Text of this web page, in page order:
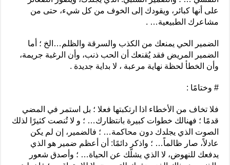
على أنها كبائر، ويقودك إلى الخوف من كل شيء، حتى من
مشاعرك الطبيعية… .
الضمير الحي يمنعك من الكذب والسرقة والظلم…الخ ؛ أما
الضمير المريض فقد يُقنعك أن الحب ذنب، وأن الرغبة جريمة،
وأن الخطأ لحظة نهاية مرعبة ، لا بداية جديدة .
# وختامًا :
فلا تخاف من الأخطاء اذا ارتكبتها فعلا ؛ بل استمر في المضي
قدمًا ؛ فهنالك خطوات كبيرة بانتظارك… ؛ و لا تُنصت كثيرًا لذلك
الصوت الذي يجلدك دون محاكمة… ؛ فالضمير، إن لم يكن
عادلاً، صار ظالماً… ؛ واذكر دائمًا: أن أعظم ضمير هو الذي
يدفعك للنهوض، لا الذي يشلّك عن الحياة… ؛ وأصدق شعور